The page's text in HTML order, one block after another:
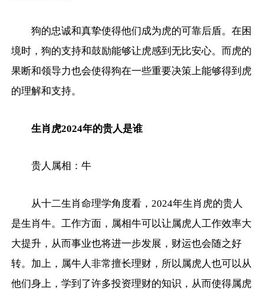
狗的忠诚和真挚使得他们成为虎的可靠后盾。在困
境时，狗的支持和鼓励能够让虎感到无比安心。而虎的
果断和领导力也会使得狗在一些重要决策上能够得到虎
的理解和支持。
生肖虎2024年的贵人是谁
贵人属相：牛
从十二生肖命理学角度看，2024年生肖虎的贵人
是生肖牛。工作方面，属相牛可以让属虎人工作效率大
大提升，从而事业也将进一步发展，财运也会随之好
转。加上，属牛人非常擅长理财，所以属虎人也可以从
他们身上，学到了许多投资理财的知识，从而使得属虎